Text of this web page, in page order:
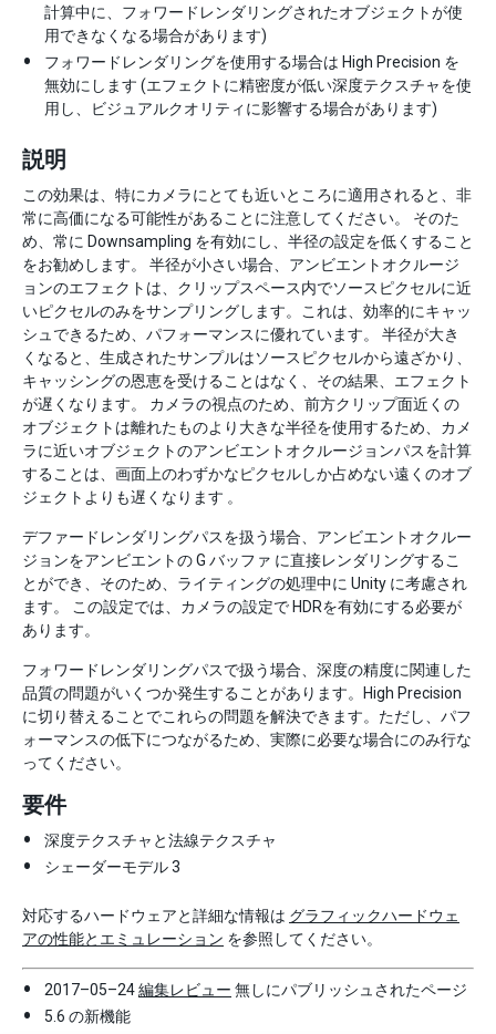
計算中に、フォワードレンダリングされたオブジェクトが使
用できなくなる場合があります)
フォワードレンダリングを使用する場合は High Precision を
無効にします (エフェクトに精密度が低い深度テクスチャを使
用し、ビジュアルクオリティに影響する場合があります)
説明
この効果は、特にカメラにとても近いところに適用されると、非
常に高価になる可能性があることに注意してください。 そのた
め、常に Downsampling を有効にし、半径の設定を低くすること
をお勧めします。 半径が小さい場合、アンビエントオクルージ
ョンのエフェクトは、クリップスペース内でソースピクセルに近
いピクセルのみをサンプリングします。これは、効率的にキャッ
シュできるため、パフォーマンスに優れています。 半径が大き
くなると、生成されたサンプルはソースピクセルから遠ざかり、
キャッシングの恩恵を受けることはなく、その結果、エフェクト
が遅くなります。 カメラの視点のため、前方クリップ面近くの
オブジェクトは離れたものより大きな半径を使用するため、カメ
ラに近いオブジェクトのアンビエントオクルージョンパスを計算
することは、画面上のわずかなピクセルしか占めない遠くのオブ
ジェクトよりも遅くなります 。
デファードレンダリングパスを扱う場合、アンビエントオクルー
ジョンをアンビエントの G バッファ に直接レンダリングするこ
とができ、そのため、ライティングの処理中に Unity に考慮され
ます。 この設定では、カメラの設定で HDRを有効にする必要が
あります。
フォワードレンダリングパスで扱う場合、深度の精度に関連した
品質の問題がいくつか発生することがあります。High Precision
に切り替えることでこれらの問題を解決できます。ただし、パフ
ォーマンスの低下につながるため、実際に必要な場合にのみ行な
ってください。
要件
深度テクスチャと法線テクスチャ
シェーダーモデル 3
対応するハードウェアと詳細な情報は グラフィックハードウェ
アの性能とエミュレーション を参照してください。
2017–05–24編集レビュー 無しにパブリッシュされたページ
5.6 の新機能